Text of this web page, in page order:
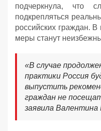
подчеркнула, что
подкрепляться
российских граждан.
меры станут
«В случае
практики Россия
выпустить
граждан не
заявила